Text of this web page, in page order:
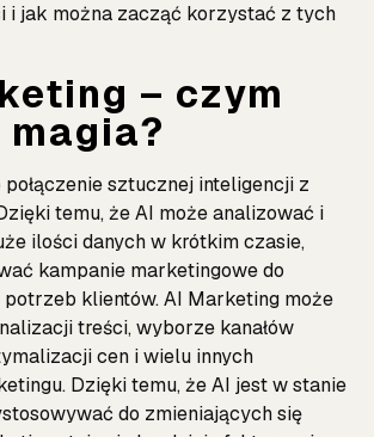
i jak można zacząć korzystać z tych
– czym
sztucznej inteligencji z
temu, że AI może analizować i
ilości danych w krótkim czasie,
kampanie marketingowe do
klientów. AI Marketing może
treści, wyborze kanałów
cen i wielu innych
Dzięki temu, że AI jest w stanie
do zmieniających się